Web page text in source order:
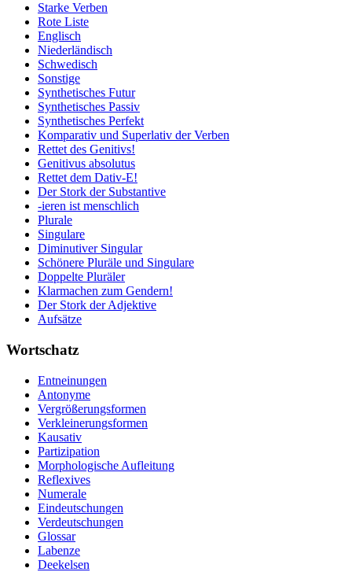
Starke Verben
Rote Liste
Englisch
Niederländisch
Schwedisch
Sonstige
Synthetisches Futur
Synthetisches Passiv
Synthetisches Perfekt
Komparativ und Superlativ der Verben
Rettet des Genitivs!
Genitivus absolutus
Rettet dem Dativ-E!
Der Stork der Substantive
-ieren ist menschlich
Plurale
Singulare
Diminutiver Singular
Schönere Pluräle und Singulare
Doppelte Pluräler
Klarmachen zum Gendern!
Der Stork der Adjektive
Aufsätze
Wortschatz
Entneinungen
Antonyme
Vergrößerungsformen
Verkleinerungsformen
Kausativ
Partizipation
Morphologische Aufleitung
Reflexives
Numerale
Eindeutschungen
Verdeutschungen
Glossar
Labenze
Deekelsen